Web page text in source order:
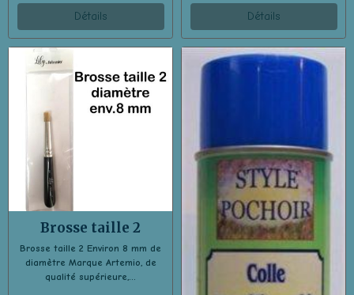
Détails Détails
Brosse taille 2
Brosse taille 2 Environ 8 mm de
diamètre Marque Artemio, de
qualité supérieure,...